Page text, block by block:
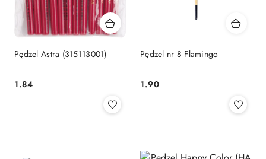
Pędzel Astra (315113001)
Cena:
1.84
Pędzel nr 8 Flamingo
Cena:
1.90